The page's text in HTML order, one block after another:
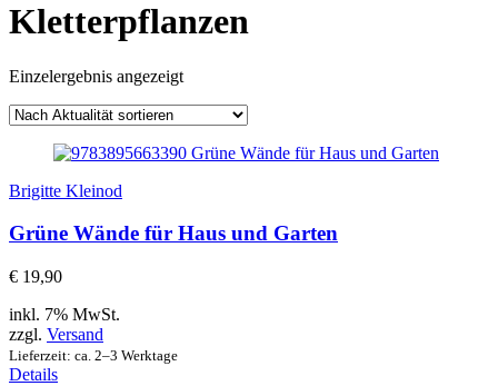
Kletterpflanzen
Einzelergebnis angezeigt
Brigitte Kleinod
Grüne Wände für Haus und Garten
€ 19,90
inkl. 7% MwSt.
zzgl. Versand
Lieferzeit: ca. 2–3 Werktage
Details